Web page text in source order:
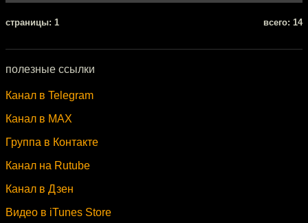
cтраницы: 1 всего: 14
полезные ссылки
Канал в Telegram
Канал в MAX
Группа в Контакте
Канал на Rutube
Канал в Дзен
Видео в iTunes Store